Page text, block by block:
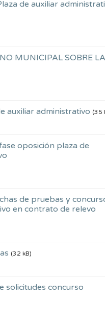
de auxiliar
MUNICIPAL SOBRE LA
auxiliar administrativo (35
oposición plaza de
de pruebas y
en contrato de relevo
(32 kB)
solicitudes concurso